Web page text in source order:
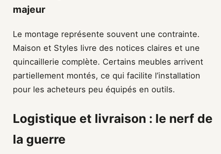
majeur
Le montage représente souvent une contrainte.
Maison et Styles livre des notices claires et une
quincaillerie complète. Certains meubles arrivent
partiellement montés, ce qui facilite l’installation
pour les acheteurs peu équipés en outils.
Logistique et livraison : le nerf de
la guerre